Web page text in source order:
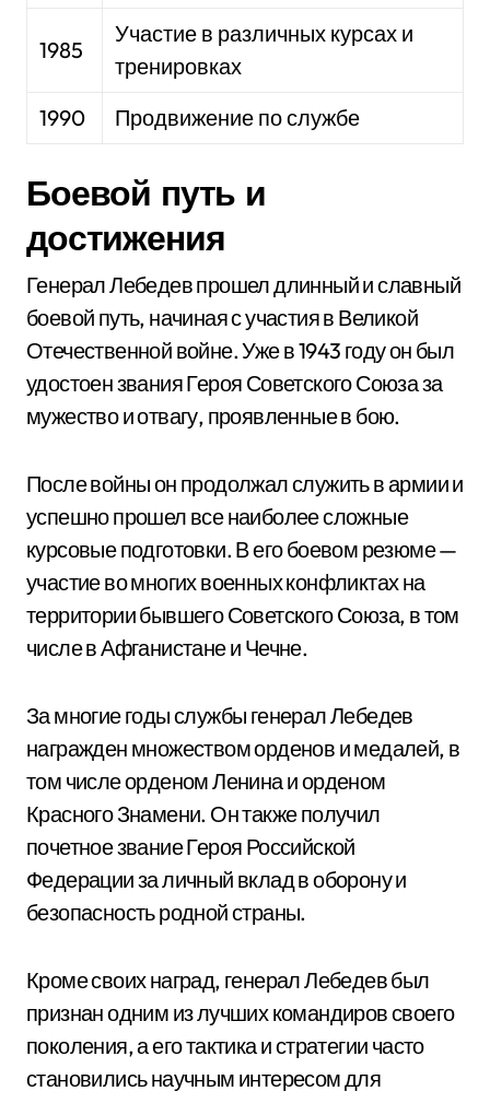
1985
Участие в различных курсах и
тренировках
1990
Продвижение по службе
Боевой путь и
достижения
Генерал Лебедев прошел длинный и славный
боевой путь, начиная с участия в Великой
Отечественной войне. Уже в 1943 году он был
удостоен звания Героя Советского Союза за
мужество и отвагу, проявленные в бою.
После войны он продолжал служить в армии и
успешно прошел все наиболее сложные
курсовые подготовки. В его боевом резюме —
участие во многих военных конфликтах на
территории бывшего Советского Союза, в том
числе в Афганистане и Чечне.
За многие годы службы генерал Лебедев
награжден множеством орденов и медалей, в
том числе орденом Ленина и орденом
Красного Знамени. Он также получил
почетное звание Героя Российской
Федерации за личный вклад в оборону и
безопасность родной страны.
Кроме своих наград, генерал Лебедев был
признан одним из лучших командиров своего
поколения, а его тактика и стратегии часто
становились научным интересом для